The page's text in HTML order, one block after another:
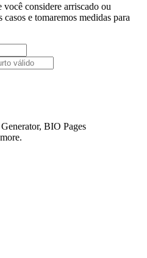
considere arriscado ou
e tomaremos medidas para
BIO Pages